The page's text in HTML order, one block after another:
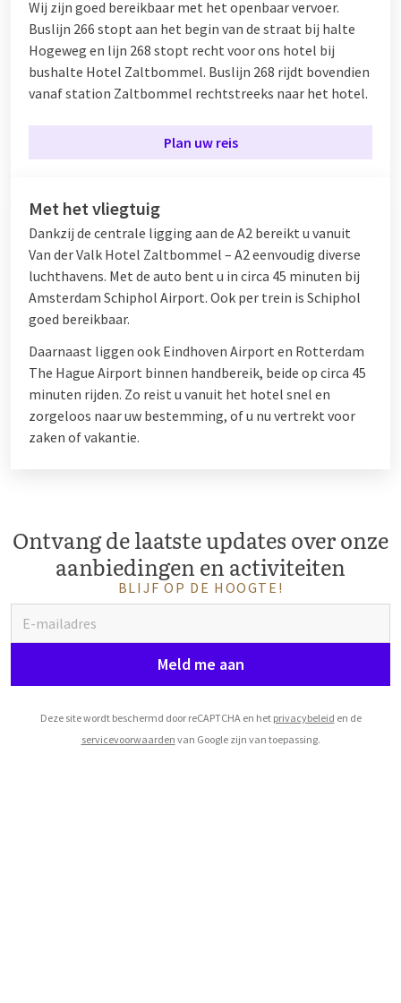
Wij zijn goed bereikbaar met het openbaar vervoer.
Buslijn 266 stopt aan het begin van de straat bij halte
Hogeweg en lijn 268 stopt recht voor ons hotel bij
bushalte Hotel Zaltbommel. Buslijn 268 rijdt bovendien
vanaf station Zaltbommel rechtstreeks naar het hotel.
Plan uw reis
Met het vliegtuig
Dankzij de centrale ligging aan de A2 bereikt u vanuit
Van der Valk Hotel Zaltbommel – A2 eenvoudig diverse
luchthavens. Met de auto bent u in circa 45 minuten bij
Amsterdam Schiphol Airport. Ook per trein is Schiphol
goed bereikbaar.
Daarnaast liggen ook Eindhoven Airport en Rotterdam
The Hague Airport binnen handbereik, beide op circa 45
minuten rijden. Zo reist u vanuit het hotel snel en
zorgeloos naar uw bestemming, of u nu vertrekt voor
zaken of vakantie.
Ontvang de laatste updates over onze
aanbiedingen en activiteiten
BLIJF OP DE HOOGTE!
Meld me aan
Deze site wordt beschermd door reCAPTCHA en het privacybeleid en de
servicevoorwaarden van Google zijn van toepassing.